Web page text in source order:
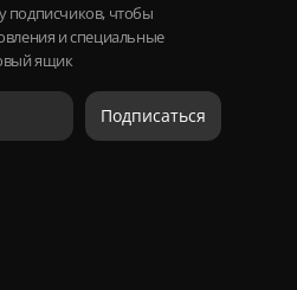
подписчиков, чтобы
и специальные
ящик
Подписаться